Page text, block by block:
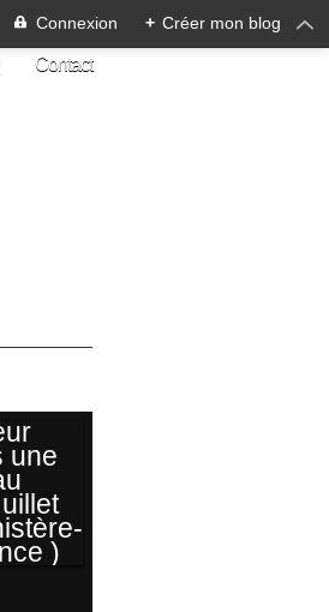
Connexion + Créer mon blog
Contact